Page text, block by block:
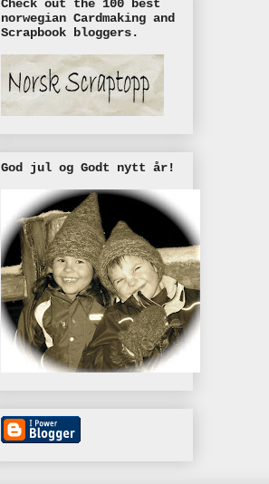
Check out the 100 best
norwegian Cardmaking and
Scrapbook bloggers.
God jul og Godt nytt år!